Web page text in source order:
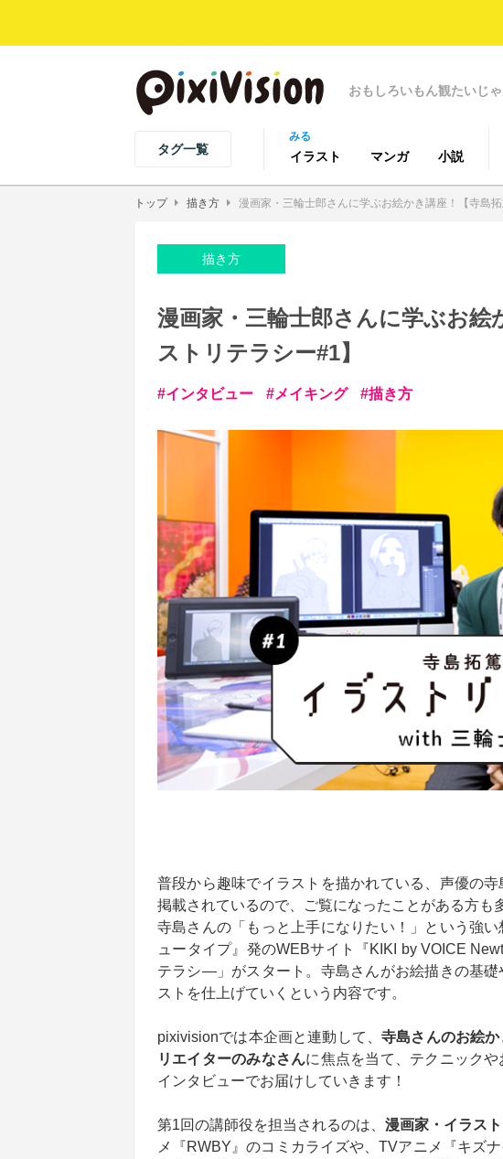
おもしろいもん観たいじ
タグ一覧
みる
イラスト マンガ 小説
トップ 描き方 漫画家・三輪士郎さんに学ぶお絵かき講座！【寺島
描き方
漫画家・三輪士郎さんに学ぶお絵
ストリテラシー#1】
インタビュー メイキング 描き方
普段から趣味でイラストを描かれている、声優の
掲載されているので、ご覧になったことがある方も
寺島さんの「もっと上手になりたい！」という強
ュータイプ』発のWEBサイト『KIKI by VOICE
テラシ―」がスタート。寺島さんがお絵描きの基
ストを仕上げていくという内容です。
pixivisionでは本企画と連動して、寺島さんのお絵
リエイターのみなさんに焦点を当て、テクニック
インタビューでお届けしていきます！
第1回の講師役を担当されるのは、 漫画家・イラス
メ『RWBY』のコミカライズや、TVアニメ『キズ